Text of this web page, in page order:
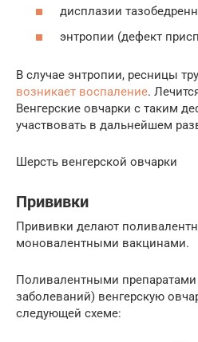
дисплазии
энтропии (дефект
В случае энтропии, ресницы
возникает воспаление.
Венгерские овчарки с таким
участвовать в дальнейшем
Шерсть венгерской овчарки
Прививки
Прививки делают
моновалентными вакцинами.
Поливалентными препаратами
заболеваний) венгерскую
следующей схеме: